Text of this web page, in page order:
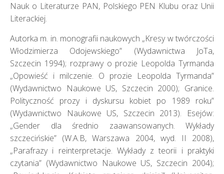
Nauk o Literaturze PAN, Polskiego PEN Klubu oraz Unii
Literackiej.
Autorka m. in. monografii naukowych „Kresy w twórczości
Włodzimierza Odojewskiego” (Wydawnictwa JoTa,
Szczecin 1994); rozprawy o prozie Leopolda Tyrmanda
„Opowieść i milczenie. O prozie Leopolda Tyrmanda”
(Wydawnictwo Naukowe US, Szczecin 2000); Granice.
Polityczność prozy i dyskursu kobiet po 1989 roku”
(Wydawnictwo Naukowe US, Szczecin 2013). Esejów:
„Gender dla średnio zaawansowanych. Wykłady
szczecińskie” (W.A.B, Warszawa 2004, wyd. II 2008),
„Parafrazy i reinterpretacje. Wykłady z teorii i praktyki
czytania” (Wydawnictwo Naukowe US, Szczecin 2004);